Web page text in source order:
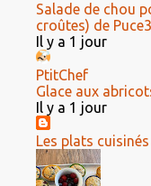
Salade de chou
croûtes) de
Il y a 1 jour
PtitChef
Glace aux
Il y a 1 jour
Les plats